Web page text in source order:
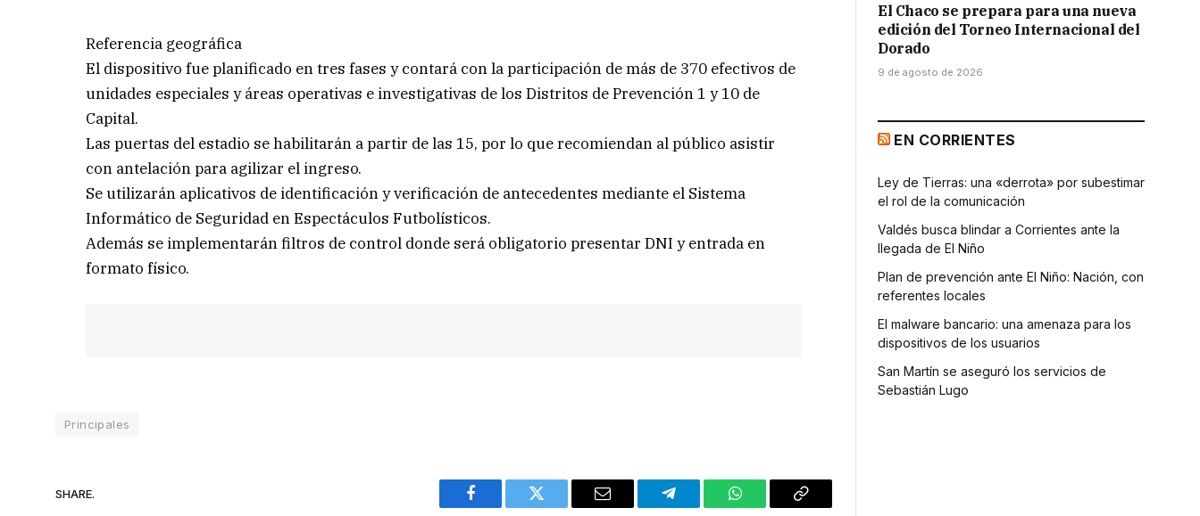
Referencia geográfica
El dispositivo fue planificado en tres fases y contará con la participación de más de 370 efectivos de
unidades especiales y áreas operativas e investigativas de los Distritos de Prevención 1 y 10 de
Capital.
Las puertas del estadio se habilitarán a partir de las 15, por lo que recomiendan al público asistir
con antelación para agilizar el ingreso.
Se utilizarán aplicativos de identificación y verificación de antecedentes mediante el Sistema
Informático de Seguridad en Espectáculos Futbolísticos.
Además se implementarán filtros de control donde será obligatorio presentar DNI y entrada en
formato físico.
Principales
SHARE.
Facebook Twitter Email Telegram WhatsAppCopy
El Chaco se prepara para una nueva
edición del Torneo Internacional del
Dorado
9 de agosto de 2026
EN CORRIENTES
Ley de Tierras: una «derrota» por subestimar
el rol de la comunicación
Valdés busca blindar a Corrientes ante la
llegada de El Niño
Plan de prevención ante El Niño: Nación, con
referentes locales
El malware bancario: una amenaza para los
dispositivos de los usuarios
San Martín se aseguró los servicios de
Sebastián Lugo